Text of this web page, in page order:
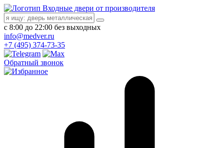
Входные двери от производителя
с 8:00 до 22:00 без выходных
info@medver.ru
+7 (495) 374-73-35
Обратный звонок